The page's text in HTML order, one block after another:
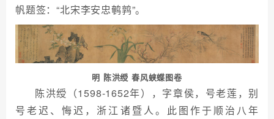
帆题签：“北宋李安忠鹌鹑”。
明 陈洪绶 春风蛱蝶图卷
陈洪绶（1598-1652年），字章侯，号老莲，别
号老迟、悔迟，浙江诸暨人。此图作于顺治八年